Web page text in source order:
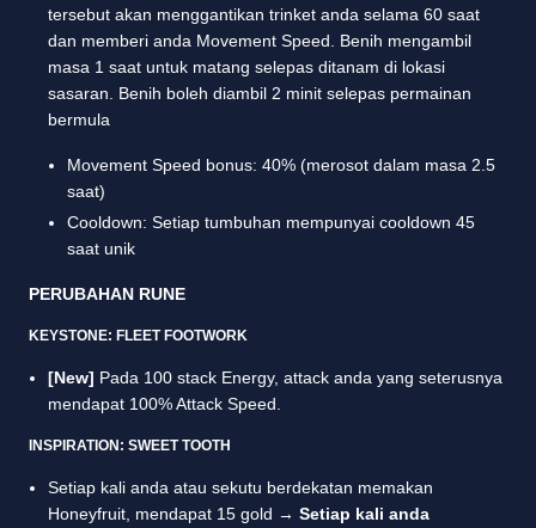
tersebut akan menggantikan trinket anda selama 60 saat
dan memberi anda Movement Speed. Benih mengambil
masa 1 saat untuk matang selepas ditanam di lokasi
sasaran. Benih boleh diambil 2 minit selepas permainan
bermula
Movement Speed bonus: 40% (merosot dalam masa 2.5
saat)
Cooldown: Setiap tumbuhan mempunyai cooldown 45
saat unik
PERUBAHAN RUNE
KEYSTONE: FLEET FOOTWORK
[New] Pada 100 stack Energy, attack anda yang seterusnya
mendapat 100% Attack Speed.
INSPIRATION: SWEET TOOTH
Setiap kali anda atau sekutu berdekatan memakan
Honeyfruit, mendapat 15 gold → Setiap kali anda